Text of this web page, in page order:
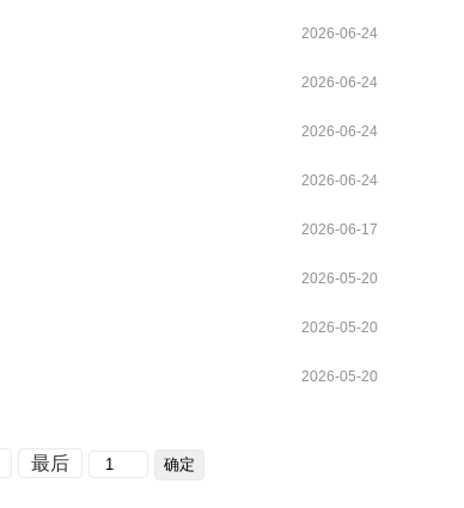
2026-06-24
2026-06-24
2026-06-24
2026-06-24
2026-06-17
2026-05-20
2026-05-20
2026-05-20
最后